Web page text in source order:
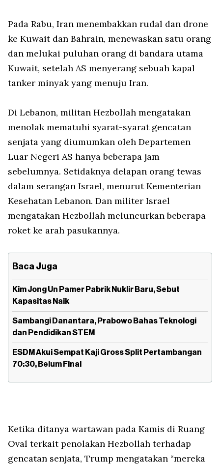
Pada Rabu, Iran menembakkan rudal dan drone
ke Kuwait dan Bahrain, menewaskan satu orang
dan melukai puluhan orang di bandara utama
Kuwait, setelah AS menyerang sebuah kapal
tanker minyak yang menuju Iran.
Di Lebanon, militan Hezbollah mengatakan
menolak mematuhi syarat-syarat gencatan
senjata yang diumumkan oleh Departemen
Luar Negeri AS hanya beberapa jam
sebelumnya. Setidaknya delapan orang tewas
dalam serangan Israel, menurut Kementerian
Kesehatan Lebanon. Dan militer Israel
mengatakan Hezbollah meluncurkan beberapa
roket ke arah pasukannya.
Baca Juga
Kim Jong Un Pamer Pabrik Nuklir Baru, Sebut
Kapasitas Naik
Sambangi Danantara, Prabowo Bahas Teknologi
dan Pendidikan STEM
ESDM Akui Sempat Kaji Gross Split Pertambangan
70:30, Belum Final
Ketika ditanya wartawan pada Kamis di Ruang
Oval terkait penolakan Hezbollah terhadap
gencatan senjata, Trump mengatakan “mereka